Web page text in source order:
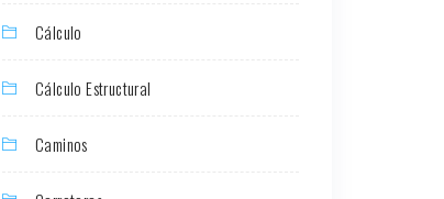
Cálculo
Cálculo Estructural
Caminos